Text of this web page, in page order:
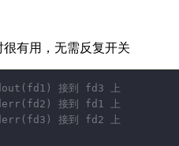
有用，无需反复开关
接到 fd3 上
接到 fd1 上
接到 fd2 上